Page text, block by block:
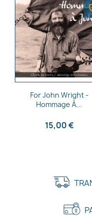
Aperçu rapide
For John Wright -
Hommage À...
15,00 €